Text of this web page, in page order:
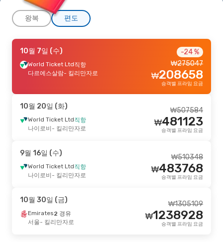
왕복 편도
8월 25일 (화)
Vietjet3 경유
서울- 킬리만자로
1932694
₩
1849110
Ethiopian Airlines1 경유
킬리만자로- 서울
2236258
승객별 프라임 요금
10월 25일 (일)- 11월 2일 (월)
서울- 킬리만자로
킬리만자로 - 서울 2266872
₩
승객별 프라임 요금
10월 7일 (수)
World Ticket Ltd직항
다르에스살람- 킬리만자로
-24 %
275047
₩
208658
₩
승객별 프라임 요금
10월 20일 (화)
World Ticket Ltd직항
나이로비 - 킬리만자로
507584
₩
481123
₩
승객별 프라임 요금
9월 16일 (수)
World Ticket Ltd직항
나이로비 - 킬리만자로
510348
₩
483768
₩
승객별 프라임 요금
10월 30일 (금)
Emirates2 경유
서울- 킬리만자로
1305109
₩
1238928
₩
승객별 프라임 요금